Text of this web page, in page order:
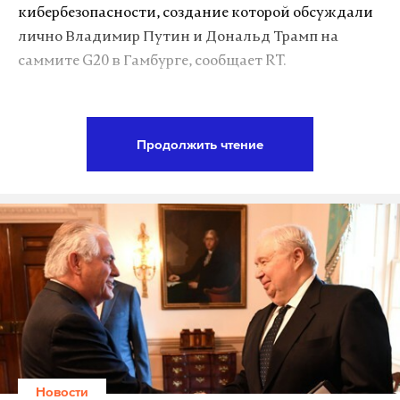
Наводка лазерного орудия намного проще, чем
артиллерийского: непрерывный луч фотонов
предварительных расчетов, без поправки на
погодные условия. «Мы не беспокоимся о ветре, о
расстоянии, о чем-либо еще. Мы способны сразить
Впрочем, согласно законам физики, доступное
пушке расстояние все равно ограничено линией
горизонта, после чего луч будет устремляться в
космос настолько далеко, насколько хватит его
мощи. Еще одним преимуществом орудия
американцы считают потенциальное снижение
сопутствующего ущерба.
кибербезопасности, создание которой обсуждали
лично Владимир Путин и Дональд Трамп на
саммите G20 в Гамбурге, сообщает RT.
Спир. Она считает сотрудничество двух стран в
этом вопросе «наивным и опасным».
«Россия все активнее осуществляет кибератаки на
критически важные объекты американской
инфраструктуры, в том числе и ядерные (судя по
недавним сообщениям). Предложение президента
Трампа идет во вред интересам национальной
Продолжить чтение
Новости